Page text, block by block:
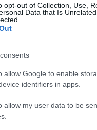
opt-out of Collection, Use,
Data that Is
allow Google to enable
identifiers in apps.
allow my user data to be
τις τιμές
τους.
τιμές και γεμάτες
να
να έχουμε μεγάλες
μια μεγάλη αύξηση
για να κρατάμε
θα πρέπει να